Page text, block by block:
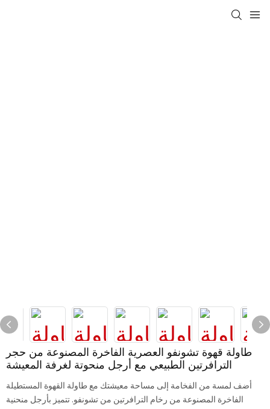
طاولة قهوة تشونفو العصرية الفاخرة المصنوعة من حجر
الترافرتين الطبيعي مع أرجل منحوتة لغرفة المعيشة
أضف لمسة من الفخامة إلى مساحة معيشتك مع طاولة القهوة المستطيلة
الفاخرة المصنوعة من رخام الترافرتين من تشونفو. تتميز بأرجل منحنية